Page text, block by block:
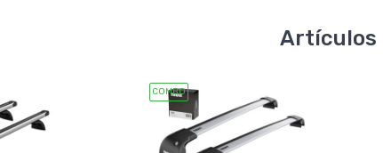
Artículos
COMBO